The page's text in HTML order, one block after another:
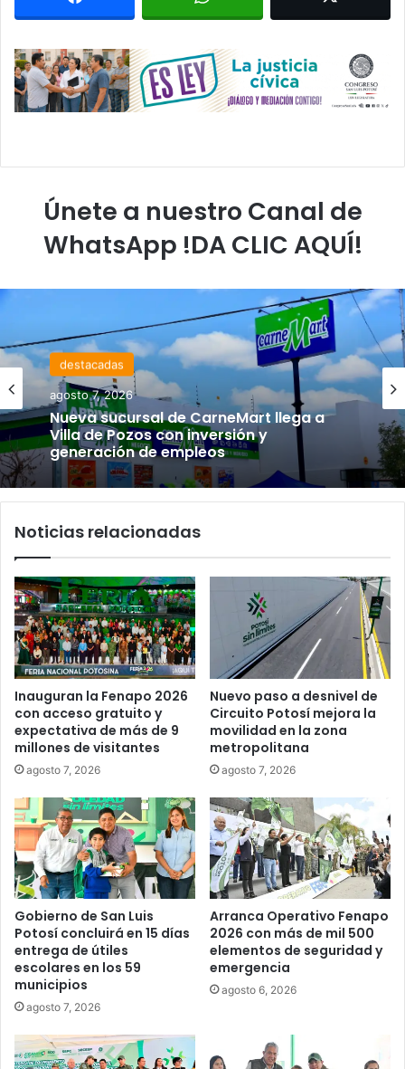
Únete a nuestro Canal de
WhatsApp !DA CLIC AQUÍ!
destacadas
agosto 7, 2026
Nueva sucursal de CarneMart llega a
Villa de Pozos con inversión y
generación de empleos
Noticias relacionadas
Inauguran la Fenapo 2026
con acceso gratuito y
expectativa de más de 9
millones de visitantes
agosto 7, 2026
Nuevo paso a desnivel de
Circuito Potosí mejora la
movilidad en la zona
metropolitana
agosto 7, 2026
Gobierno de San Luis
Potosí concluirá en 15 días
entrega de útiles
escolares en los 59
municipios
agosto 7, 2026
Arranca Operativo Fenapo
2026 con más de mil 500
elementos de seguridad y
emergencia
agosto 6, 2026